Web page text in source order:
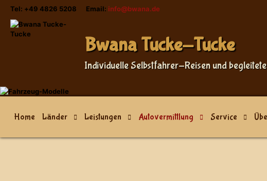
Tel: +49 4826 5208 Email: info@bwana.de
Sprache auswählen
Bwana Tucke-Tucke
Individuelle Selbstfahrer-Reisen und
Home Länder Leistungen Autovermittlung Service